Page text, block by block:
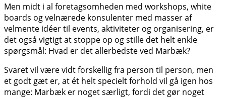
Men midt i al foretagsomheden med workshops, white
boards og velnærede konsulenter med masser af
velmente idéer til events, aktiviteter og organisering, er
det også vigtigt at stoppe op og stille det helt enkle
spørgsmål: Hvad er det allerbedste ved Marbæk?
Svaret vil være vidt forskellig fra person til person, men
et godt gæt er, at ét helt specielt forhold vil gå igen hos
mange: Marbæk er noget særligt, fordi det gør noget